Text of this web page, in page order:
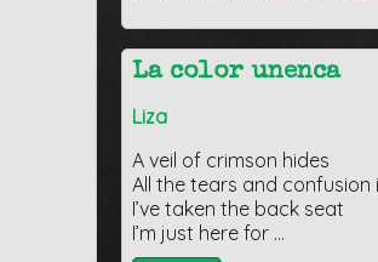
La color unenca
Liza
A veil of crimson hides
All the tears and confusion
I’ve taken the back seat
I’m just here for …